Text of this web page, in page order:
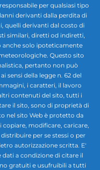
per qualsiasi tipo
derivanti dalla perdita di
quelli derivanti dal costo di
similari, diretti od indiretti,
anche solo ipoteticamente
Questo sito
pertanto non può
sensi della legge n. 62 del
i caratteri, il lavoro
contenuti del sito, tutti i
il sito, sono di proprietà di
nel sito Web è protetto da
modificare, caricare,
per se stessi o per
autorizzazione scritta. E'
a condizione di citare il
gratuiti e usufruibili a tutti